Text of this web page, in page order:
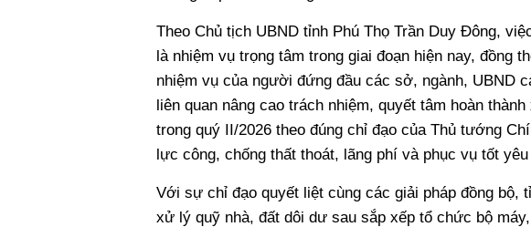
Theo Chủ tịch UBND tỉnh Phú Thọ Trần Duy Đông,
là nhiệm vụ trọng tâm trong giai đoạn hiện nay, đồng
nhiệm vụ của người đứng đầu các sở, ngành, UBND
liên quan nâng cao trách nhiệm, quyết tâm hoàn
trong quý II/2026 theo đúng chỉ đạo của Thủ tướng
lực công, chống thất thoát, lãng phí và phục vụ tốt
Với sự chỉ đạo quyết liệt cùng các giải pháp đồng bộ,
xử lý quỹ nhà, đất dôi dư sau sắp xếp tổ chức bộ